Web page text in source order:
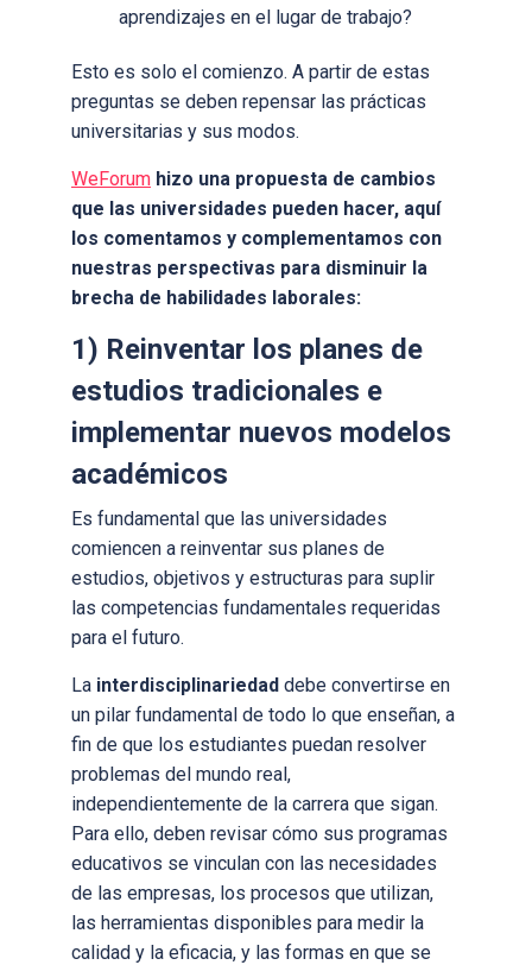
aprendizajes en el lugar de trabajo?
Esto es solo el comienzo. A partir de estas
preguntas se deben repensar las prácticas
universitarias y sus modos.
WeForum hizo una propuesta de cambios
que las universidades pueden hacer, aquí
los comentamos y complementamos con
nuestras perspectivas para disminuir la
brecha de habilidades laborales:
1) Reinventar los planes de
estudios tradicionales e
implementar nuevos modelos
académicos
Es fundamental que las universidades
comiencen a reinventar sus planes de
estudios, objetivos y estructuras para suplir
las competencias fundamentales requeridas
para el futuro.
La interdisciplinariedad debe convertirse en
un pilar fundamental de todo lo que enseñan, a
fin de que los estudiantes puedan resolver
problemas del mundo real,
independientemente de la carrera que sigan.
Para ello, deben revisar cómo sus programas
educativos se vinculan con las necesidades
de las empresas, los procesos que utilizan,
las herramientas disponibles para medir la
calidad y la eficacia, y las formas en que se